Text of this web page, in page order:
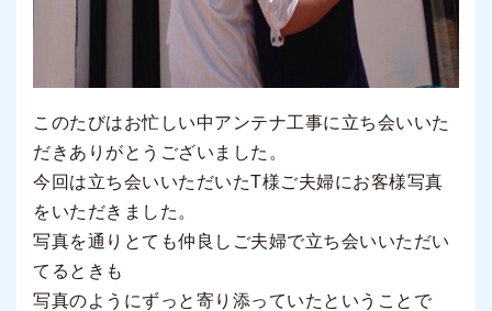
このたびはお忙しい中アンテナ工事に立ち会いいた
だきありがとうございました。
今回は立ち会いいただいたT様ご夫婦にお客様写真
をいただきました。
写真を通りとても仲良しご夫婦で立ち会いいただい
てるときも
写真のようにずっと寄り添っていたということで